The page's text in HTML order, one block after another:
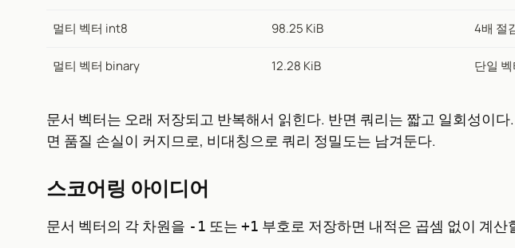
멀티 벡터 int8 98.25 KiB 4배 절
멀티 벡터 binary 12.28 KiB 단일
문서 벡터는 오래 저장되고 반복해서 읽힌다. 반면 쿼리는 짧고 일회성이
면 품질 손실이 커지므로, 비대칭으로 쿼리 정밀도는 남겨둔다.
스코어링 아이디어
문서 벡터의 각 차원을 -1 또는 +1 부호로 저장하면 내적은 곱셈 없이 계산